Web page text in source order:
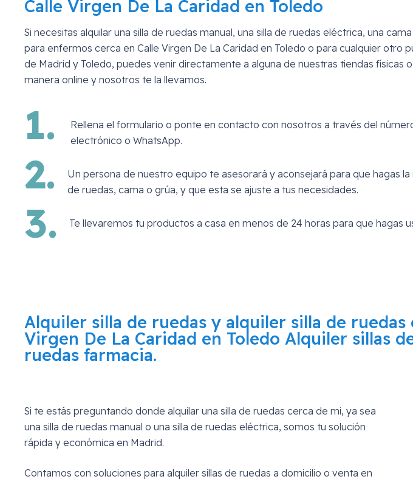
Calle Virgen De La Caridad en Toledo
Si necesitas alquilar una silla de ruedas manual, una silla de ruedas eléctrica, una
para enfermos cerca en Calle Virgen De La Caridad en Toledo o para cualquier otro
de Madrid y Toledo, puedes venir directamente a alguna de nuestras tiendas físicas
manera online y nosotros te la llevamos.
1.
Rellena el formulario o ponte en contacto con nosotros a través del
electrónico o WhatsApp.
2.
Un persona de nuestro equipo te asesorará y aconsejará para que hagas
de ruedas, cama o grúa, y que esta se ajuste a tus necesidades.
3. Te llevaremos tu productos a casa en menos de 24 horas para que hagas
Alquiler silla de ruedas y alquiler silla de
Virgen De La Caridad en Toledo Alquiler sillas
ruedas farmacia.
Si te estás preguntando donde alquilar una silla de ruedas cerca de mi, ya sea
una silla de ruedas manual o una silla de ruedas eléctrica, somos tu solución
rápida y económica en Madrid.
Contamos con soluciones para alquiler sillas de ruedas a domicilio o venta en